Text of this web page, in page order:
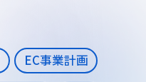
EC事業計画